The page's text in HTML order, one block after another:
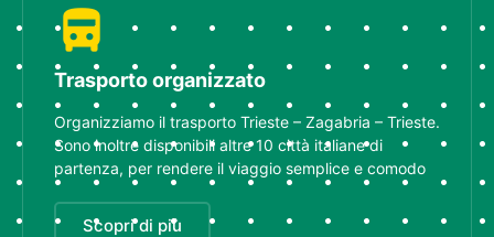
Trasporto organizzato
Organizziamo il trasporto Trieste – Zagabria – Trieste.
Sono inoltre disponibili altre 10 città italiane di
partenza, per rendere il viaggio semplice e comodo
Scopri di più